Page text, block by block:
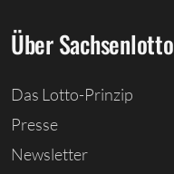
Über Sachsenlotto
Das Lotto-Prinzip
Presse
Newsletter